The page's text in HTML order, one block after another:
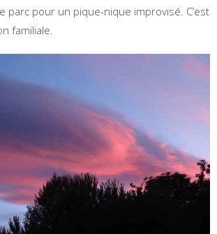
parc pour un pique-nique improvisé. C’est
familiale.